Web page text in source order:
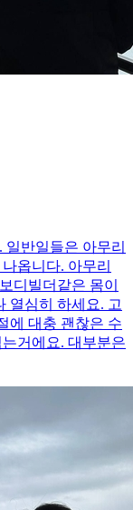
반일들은 아무리
옵니다. 아무리
디빌더같은 몸이
열심히 하세요. 고
에 대충 괜찮은 수
거에요. 대부분은